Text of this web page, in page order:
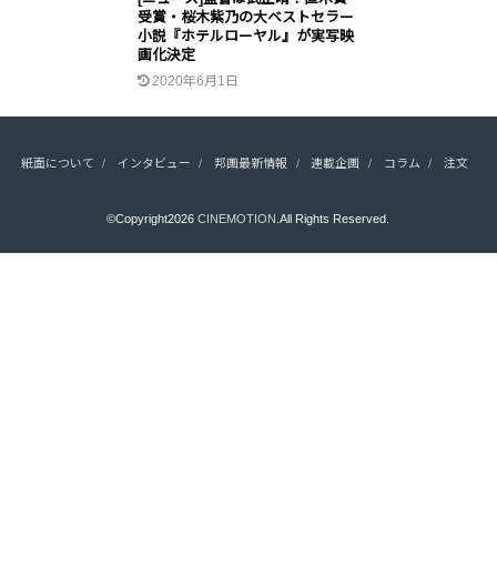
受賞・桜木紫乃の大ベストセラー
小説『ホテルローヤル』が実写映
画化決定
2020年6月1日
紙面について インタビュー 邦画最新情報 連載企画 コラム 注文
©Copyright2026CINEMOTION .All Rights Reserved.